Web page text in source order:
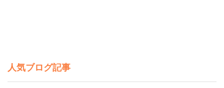
人気ブログ記事